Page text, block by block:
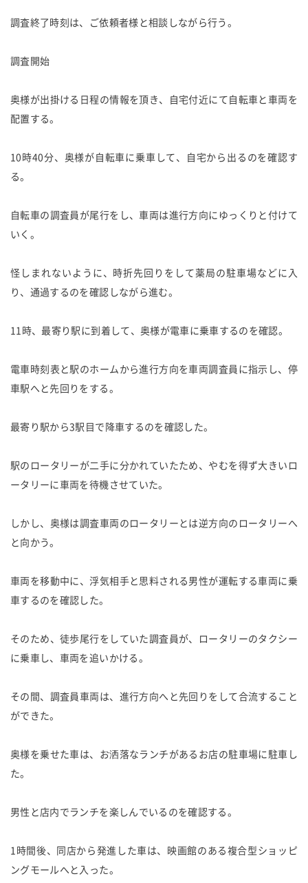
調査終了時刻は、ご依頼者様と相談しながら行う。
調査開始
奥様が出掛ける日程の情報を頂き、自宅付近にて自転車と車両を
配置する。
10時40分、奥様が自転車に乗車して、自宅から出るのを確認す
る。
自転車の調査員が尾行をし、車両は進行方向にゆっくりと付けて
いく。
怪しまれないように、時折先回りをして薬局の駐車場などに入
り、通過するのを確認しながら進む。
11時、最寄り駅に到着して、奥様が電車に乗車するのを確認。
電車時刻表と駅のホームから進行方向を車両調査員に指示し、停
車駅へと先回りをする。
最寄り駅から3駅目で降車するのを確認した。
駅のロータリーが二手に分かれていたため、やむを得ず大きいロ
ータリーに車両を待機させていた。
しかし、奥様は調査車両のロータリーとは逆方向のロータリーへ
と向かう。
車両を移動中に、浮気相手と思料される男性が運転する車両に乗
車するのを確認した。
そのため、徒歩尾行をしていた調査員が、ロータリーのタクシー
に乗車し、車両を追いかける。
その間、調査員車両は、進行方向へと先回りをして合流すること
ができた。
奥様を乗せた車は、お洒落なランチがあるお店の駐車場に駐車し
た。
男性と店内でランチを楽しんでいるのを確認する。
1時間後、同店から発進した車は、映画館のある複合型ショッピ
ングモールへと入った。